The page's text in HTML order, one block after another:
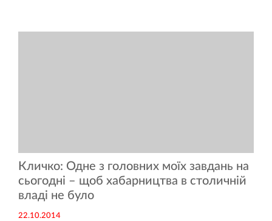
Кличко: Одне з головних моїх завдань на
сьогодні – щоб хабарництва в столичній
владі не було
22.10.2014